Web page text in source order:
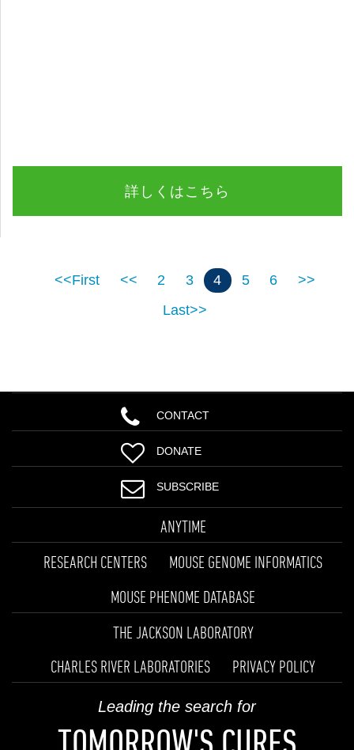
詳しくはこちら
<<First << 2 3 4 5 6
>>
Last>>
CONTACT
DONATE
SUBSCRIBE
ANYTIME
RESEARCH CENTERS
MOUSE GENOME INFORMATICS
MOUSE PHENOME DATABASE
THE JACKSON LABORATORY
CHARLES RIVER LABORATORIES
PRIVACY POLICY
Leading the search for